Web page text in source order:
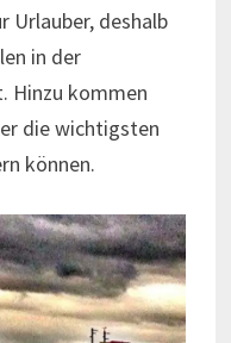
Urlauber, deshalb
in der
Hinzu kommen
die wichtigsten
können.